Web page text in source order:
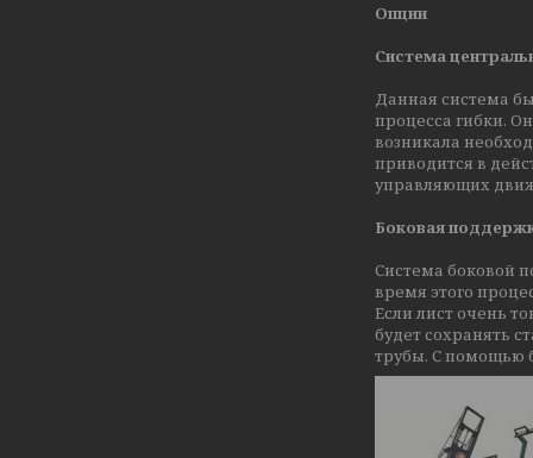
Опции
Система
Данная система
процесса гибки.
возникала
приводится в
управляющих
Боковая
Система боковой
время этого
Если лист очень
будет сохранять
трубы. С помощью